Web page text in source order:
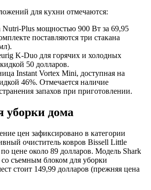
для кухни отмечаются:
Nutri-Plus мощностью 900 Вт за 69,95
поставляются три стакана
K-Duo для горячих и холодных
50 долларов.
Instant Vortex Mini, доступная на
46%. Отмечается наличие
запахов при приготовлении.
уборки дома
цен зафиксировано в категории
очиститель ковров Bissell Little
по цене около 89 долларов. Модель Shark
съемным блоком для уборки
стоит 149,99 долларов (прежняя цена